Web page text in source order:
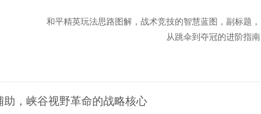
和平精英玩法思路图解，战术竞技的智慧蓝图，副标题，
从跳伞到夺冠的进阶指南
助，峡谷视野革命的战略核心